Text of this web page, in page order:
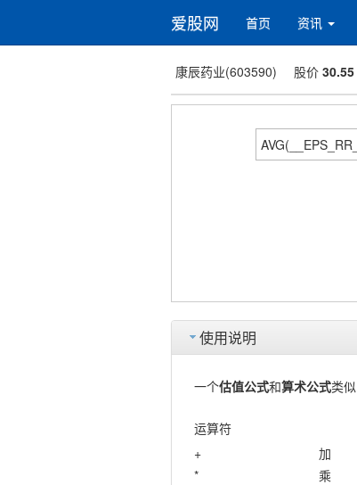
爱股网 首页 资讯
康辰药业(603590) 股价 30.55
使用说明
一个估值公式和算术公式类
运算符
+
加
*
乘